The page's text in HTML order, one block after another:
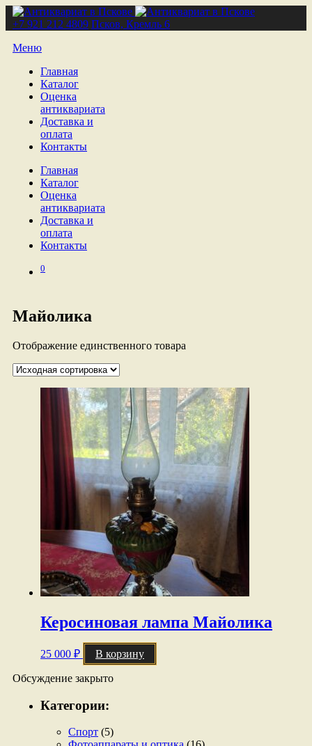
+7 921 212 4809 Псков, Кремль 6
Меню
Главная
Каталог
Оценка
антиквариата
Доставка и
оплата
Контакты
Главная
Каталог
Оценка
антиквариата
Доставка и
оплата
Контакты
0
Майолика
Отображение единственного товара
Керосиновая лампа Майолика
25 000 ₽ В корзину
Обсуждение закрыто
Категории:
Спорт (5)